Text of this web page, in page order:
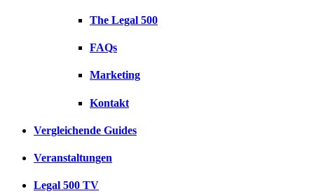
The Legal 500
FAQs
Marketing
Kontakt
Vergleichende Guides
Veranstaltungen
Legal 500 TV